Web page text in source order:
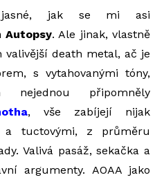
jak se mi asi
Autopsy. Ale jinak, vlastně
death metal, ač je
s vytahovanými tóny,
připomněly
, vše zabíjejí nijak
a tuctovými, z průměru
Valivá pasáž, sekačka a
argumenty. AOAA jako